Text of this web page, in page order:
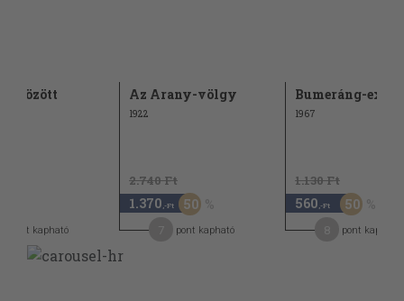
között
pont kapható
Az Arany-völgy
1922
2.740 Ft
1.370 ,-Ft 50
pont kapható
Bumeráng-
1967
1.130 Ft
560 ,-Ft 50
pont kapható